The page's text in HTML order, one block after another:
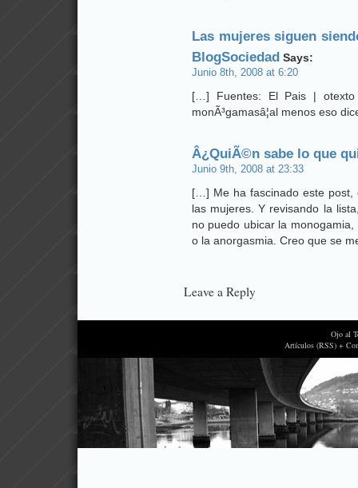
Las mujeres siguen
BlogSociedad Says:
Junio 8th, 2008 at 6:20
[…] Fuentes: El Pais | otexto
monÃ³gamasâ¦al menos eso
Â¿QuiÃ©n sabe lo que
Junio 9th, 2008 at 23:33
[…] Me ha fascinado este post,
las mujeres. Y revisando la
no puedo ubicar la
o la anorgasmia. Creo que se
Leave a Reply
Ojo al
Artículos (RSS) +